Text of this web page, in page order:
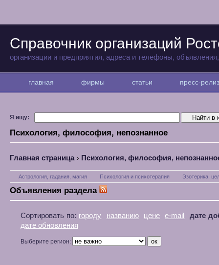
Справочник организаций
организации и предприятия, адреса и телефоны,
главная фирмы статьи пресс-
Я ищу:
Психология, философия, непознанное
Главная страница Психология, философия,
Астрология, гадания, магия Психология и психотерапия Эзотерика,
Объявления раздела
Сортировать по: городу названию цене e-mail
дате
дате обновления
Выберите регион: